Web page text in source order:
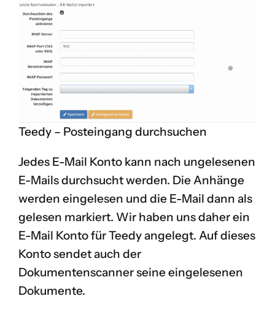
Teedy – Posteingang durchsuchen
Jedes E-Mail Konto kann nach ungelesenen
E-Mails durchsucht werden. Die Anhänge
werden eingelesen und die E-Mail dann als
gelesen markiert. Wir haben uns daher ein
E-Mail Konto für Teedy angelegt. Auf dieses
Konto sendet auch der
Dokumentenscanner seine eingelesenen
Dokumente.